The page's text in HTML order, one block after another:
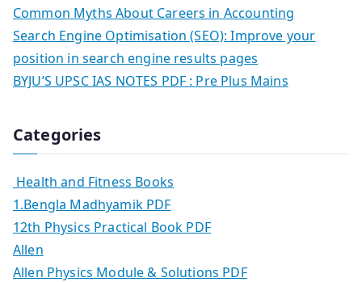
Common Myths About Careers in Accounting
Search Engine Optimisation (SEO): Improve your
position in search engine results pages
BYJU’S UPSC IAS NOTES PDF : Pre Plus Mains
Categories
Health and Fitness Books
1.Bengla Madhyamik PDF
12th Physics Practical Book PDF
Allen
Allen Physics Module & Solutions PDF